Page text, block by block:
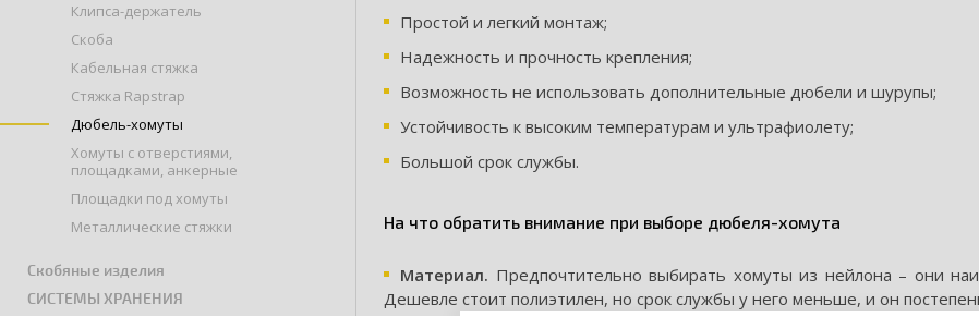
Клипса-держатель
Скоба
Кабельная стяжка
Стяжка Rapstrap
Дюбель-хомуты
Хомуты с отверстиями,
площадками, анкерные
Площадки под хомуты
Металлические стяжки
Скобяные изделия
СИСТЕМЫ ХРАНЕНИЯ
Простой и легкий монтаж;
Надежность и прочность крепления;
Возможность не использовать дополнительные дюбели и шурупы;
Устойчивость к высоким температурам и ультрафиолету;
Большой срок службы.
На что обратить внимание при выборе дюбеля-хомута
Материал. Предпочтительно выбирать хомуты из нейлона – они
Дешевле стоит полиэтилен, но срок службы у него меньше, и он